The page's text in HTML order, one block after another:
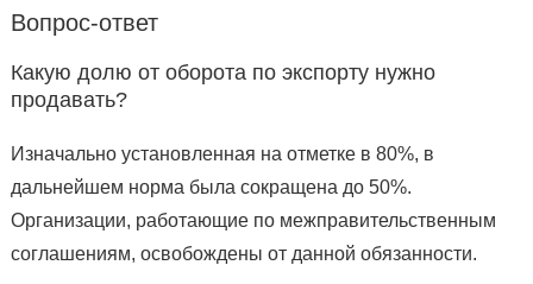
Вопрос-ответ
Какую долю от оборота по экспорту нужно
продавать?
Изначально установленная на отметке в 80%, в
дальнейшем норма была сокращена до 50%.
Организации, работающие по межправительственным
соглашениям, освобождены от данной обязанности.